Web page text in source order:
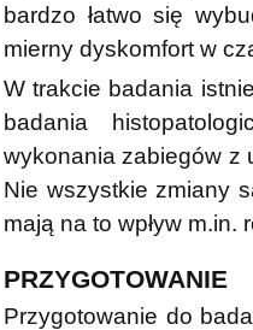
bardzo łatwo się
mierny dyskomfort w
W trakcie badania
badania
wykonania zabiegów z
Nie wszystkie zmiany
mają na to wpływ
PRZYGOTOWANIE
Przygotowanie do